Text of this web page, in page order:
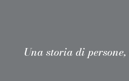
Una storia di